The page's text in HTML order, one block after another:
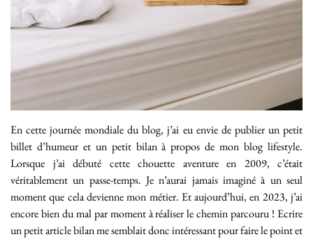
En cette journée mondiale du blog, j’ai eu envie de publier un petit
billet d’humeur et un petit bilan à propos de mon blog lifestyle.
Lorsque j’ai débuté cette chouette aventure en 2009, c’était
véritablement un passe-temps. Je n’aurai jamais imaginé à un seul
moment que cela devienne mon métier. Et aujourd’hui, en 2023, j’ai
encore bien du mal par moment à réaliser le chemin parcouru ! Ecrire
un petit article bilan me semblait donc intéressant pour faire le point et